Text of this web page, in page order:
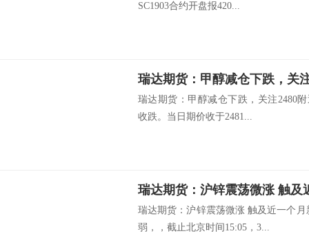
SC1903合约开盘报420...
瑞达期货：甲醇减仓下跌，关
瑞达期货：甲醇减仓下跌，关注2480
收跌。当日期价收于2481...
瑞达期货：沪锌震荡微涨 触及
瑞达期货：沪锌震荡微涨 触及近一个
弱，，截止北京时间15:05，3...